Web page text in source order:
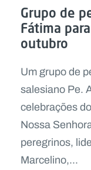
Grupo de
Fátima
outubro
Um grupo de
salesiano Pe.
celebrações
Nossa
peregrinos,
Marcelino,...